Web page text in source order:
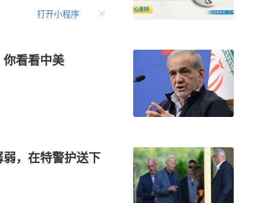
打开小程序
看看中美
，在特警护送下